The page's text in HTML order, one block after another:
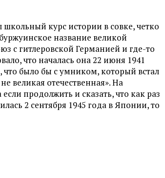
школьный курс истории в совке, четко
название великой
с гитлеровской Германией и где-то
что началась она 22 июня 1941
что было бы с умником, который встал
великая отечественная». На
продолжить и сказать, что как раз
2 сентября 1945 года в Японии, то